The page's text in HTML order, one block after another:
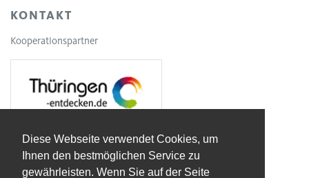
Diese Webseite verwendet Cookies, um
Ihnen den bestmöglichen Service zu
gewährleisten. Wenn Sie auf der Seite
KONTAKT
Kooperationspartner